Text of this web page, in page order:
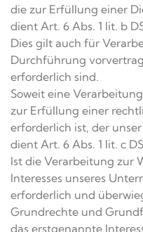
die zur Erfüllung einer
dient Art. 6 Abs. 1 lit. b
Dies gilt auch für
Durchführung
erforderlich sind.
Soweit eine
zur Erfüllung einer
erforderlich ist, der
dient Art. 6 Abs. 1 lit. c
Ist die Verarbeitung zur
Interesses unseres
erforderlich und
Grundrechte und
das erstgenannte